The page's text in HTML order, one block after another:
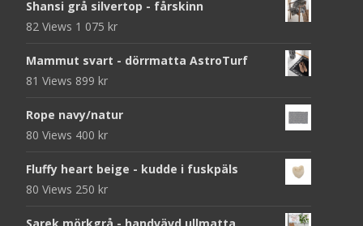
priset
var:
priset
Shansi grå silvertop - fårskinn
82 Views 1 075 kr
Mammut svart - dörrmatta AstroTurf
81 Views 899 kr
Rope navy/natur
80 Views 400 kr
Fluffy heart beige - kudde i fuskpäls
80 Views 250 kr
Sarek mörkgrå - handvävd ullmatta